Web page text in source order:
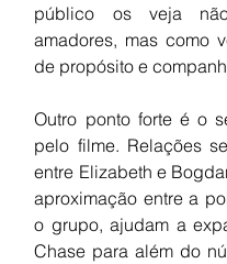
público os veja
amadores, mas como
de propósito e
Outro ponto forte é o
pelo filme. Relações
entre Elizabeth e
aproximação entre a
o grupo, ajudam a
Chase para além do